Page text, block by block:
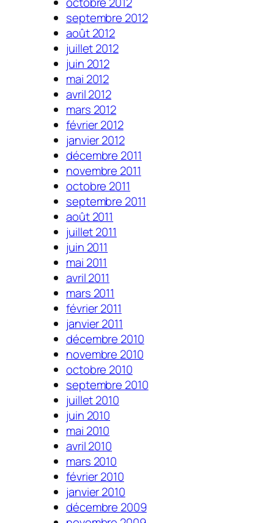
septembre 2012
août 2012
juillet 2012
juin 2012
mai 2012
avril 2012
mars 2012
février 2012
janvier 2012
décembre 2011
novembre 2011
octobre 2011
septembre 2011
août 2011
juillet 2011
juin 2011
mai 2011
avril 2011
mars 2011
février 2011
janvier 2011
décembre 2010
novembre 2010
octobre 2010
septembre 2010
juillet 2010
juin 2010
mai 2010
avril 2010
mars 2010
février 2010
janvier 2010
décembre 2009